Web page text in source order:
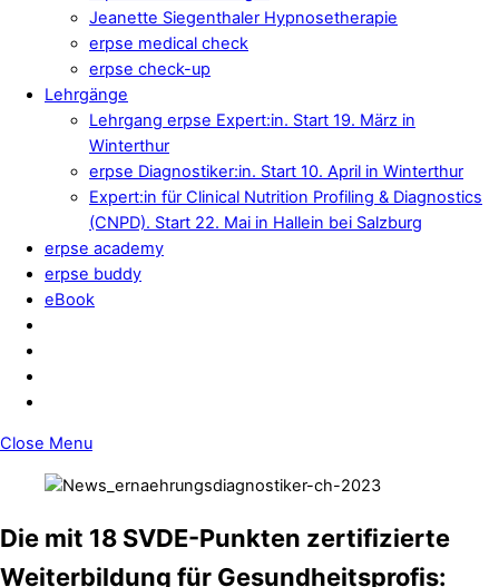
Jeanette Siegenthaler Hypnosetherapie
erpse medical check
erpse check-up
Lehrgänge
Lehrgang erpse Expert:in. Start 19. März in
Winterthur
erpse Diagnostiker:in. Start 10. April in Winterthur
Expert:in für Clinical Nutrition Profiling & Diagnostics
(CNPD). Start 22. Mai in Hallein bei Salzburg
erpse academy
erpse buddy
eBook
Close Menu
Die mit 18 SVDE-Punkten zertifizierte
Weiterbildung für Gesundheitsprofis: